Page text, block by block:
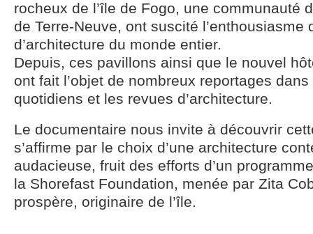
rocheux de l’île de Fogo, une communauté
de Terre-Neuve, ont suscité l’enthousiasme
d’architecture du monde entier.
Depuis, ces pavillons ainsi que le nouvel
ont fait l’objet de nombreux reportages
quotidiens et les revues d’architecture.
Le documentaire nous invite à découvrir
s’affirme par le choix d’une architecture
audacieuse, fruit des efforts d’un
la Shorefast Foundation, menée par Zita
prospère, originaire de l’île.